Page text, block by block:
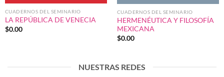
CUADERNOS DEL SEMINARIO
LA REPÚBLICA DE VENECIA
$0.00
CUADERNOS DEL SEMINARIO
HERMENÉUTICA Y FILOSOFÍA
MEXICANA
$0.00
NUESTRAS REDES